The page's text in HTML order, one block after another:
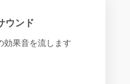
ウンド
効果音を流します